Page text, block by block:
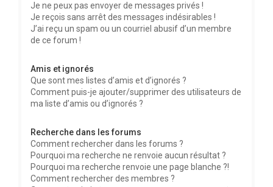
Je ne peux pas envoyer de messages privés !
Je reçois sans arrêt des messages indésirables !
J’ai reçu un spam ou un courriel abusif d’un membre
de ce forum !
Amis et ignorés
Que sont mes listes d’amis et d’ignorés ?
Comment puis-je ajouter/supprimer des utilisateurs de
ma liste d’amis ou d’ignorés ?
Recherche dans les forums
Comment rechercher dans les forums ?
Pourquoi ma recherche ne renvoie aucun résultat ?
Pourquoi ma recherche renvoie une page blanche ?!
Comment rechercher des membres ?